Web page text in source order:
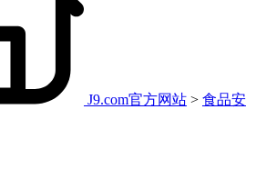
J9.com官方网站 > 食品安